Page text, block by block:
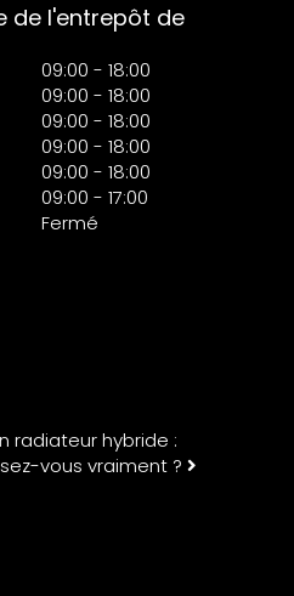
de l'entrepôt de
09:00 - 18:00
09:00 - 18:00
09:00 - 18:00
09:00 - 18:00
09:00 - 18:00
09:00 - 17:00
Fermé
radiateur hybride :
vous vraiment ?